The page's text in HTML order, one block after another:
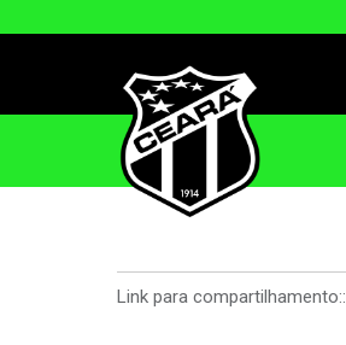
Link para compartilhamento::